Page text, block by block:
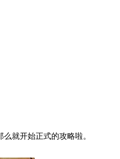
就开始正式的攻略啦。